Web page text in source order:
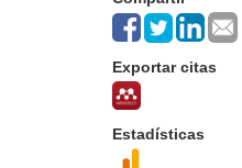
Exportar citas
Estadísticas